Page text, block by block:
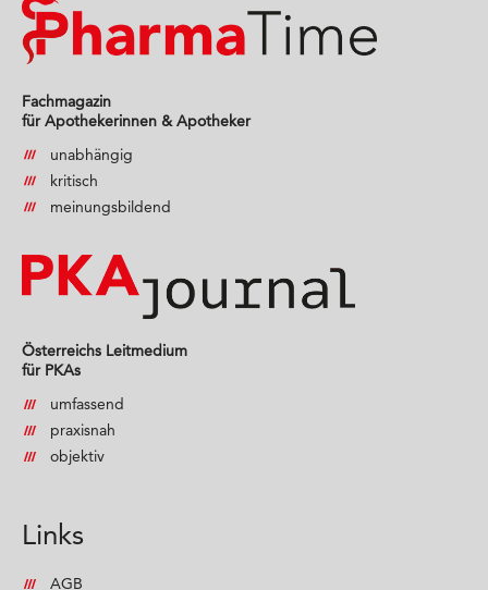
Fachmagazin
für Apothekerinnen & Apotheker
unabhängig
kritisch
meinungsbildend
Österreichs Leitmedium
für PKAs
umfassend
praxisnah
objektiv
Links
AGB